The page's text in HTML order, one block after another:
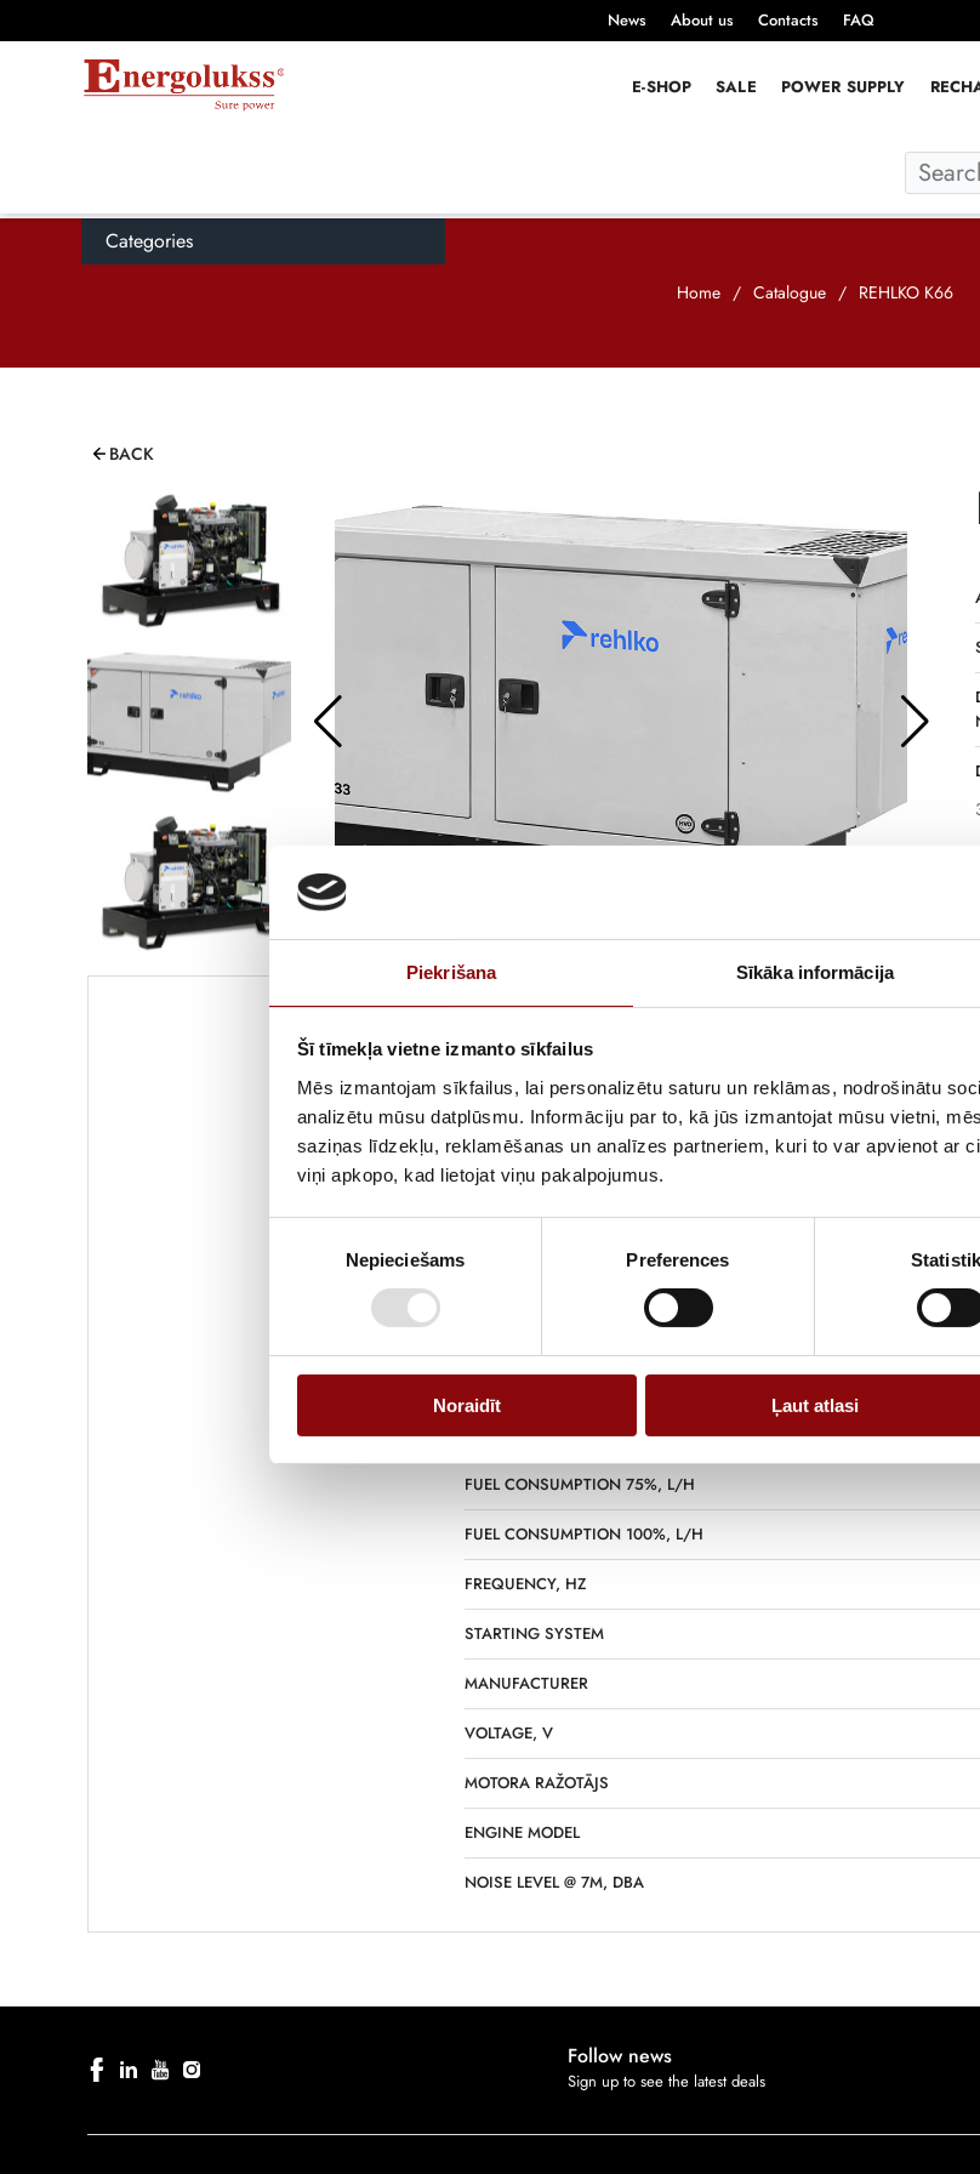
Piekrišana Sīkāka informācija
Šī tīmekļa vietne izmanto sīkfailus
Mēs izmantojam sīkfailus, lai personalizētu saturu un reklāmas, nodrošinātu
analizētu mūsu datplūsmu. Informāciju par to, kā jūs izmantojat mūsu vietni,
saziņas līdzekļu, reklamēšanas un analīzes partneriem, kuri to var apvienot ar
viņi apkopo, kad lietojat viņu pakalpojumus.
Nepieciešams Preferences
Noraidīt Ļaut atlasi
News About us Contacts FAQ
E-SHOP SALE POWER SUPPLY
Categories
Home / Catalogue / REHLKO K66
BACK
Information
DIMENSIONS
EMERGENCY STANDBY POWER, KW
EMERGENCY STANDBY POWER, KVA
FUEL CONSUMPTION 50%, L/H
FUEL CONSUMPTION 75%, L/H
FUEL CONSUMPTION 100%, L/H
FREQUENCY, HZ
STARTING SYSTEM
MANUFACTURER
VOLTAGE, V
MOTORA RAŽOTĀJS
ENGINE MODEL
NOISE LEVEL @ 7M, DBA
Follow news
Sign up to see the latest deals